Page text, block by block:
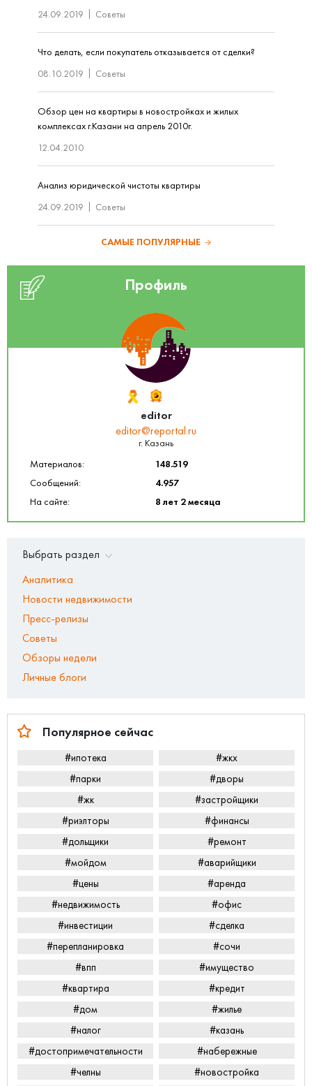
24.09.2019 Советы
Что делать, если покупатель отказывается от сделки?
08.10.2019
Советы
Обзор цен на квартиры в новостройках и жилых
комплексах г.Казани на апрель 2010г.
12.04.2010
Анализ юридической чистоты квартиры
24.09.2019
Советы
САМЫЕ ПОПУЛЯРНЫЕ
Профиль
editor
editor@reportal.ru
г. Казань
Материалов:
148.519
Сообщений:
4.957
На сайте:
8 лет 2 месяца
Выбрать раздел
Аналитика
Новости недвижимости
Пресс-релизы
Советы
Обзоры недели
Личные блоги
Популярное сейчас
#ипотека
#жкх
#парки
#дворы
#жк
#застройщики
#риэлторы
#финансы
#дольщики
#ремонт
#мойдом
#аварийщики
#цены
#аренда
#недвижимость
#офис
#инвестиции
#сделка
#перепланировка
#сочи
#впп
#имущество
#квартира
#кредит
#дом
#жилье
#налог
#казань
#достопримечательности
#набережные
#челны
#новостройка